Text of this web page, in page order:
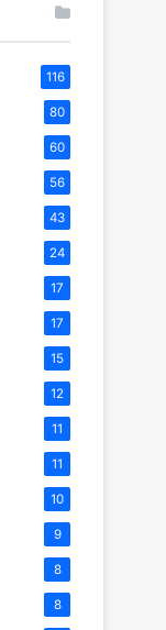
116
80
60
56
43
24
17
17
15
12
11
11
10
9
8
8